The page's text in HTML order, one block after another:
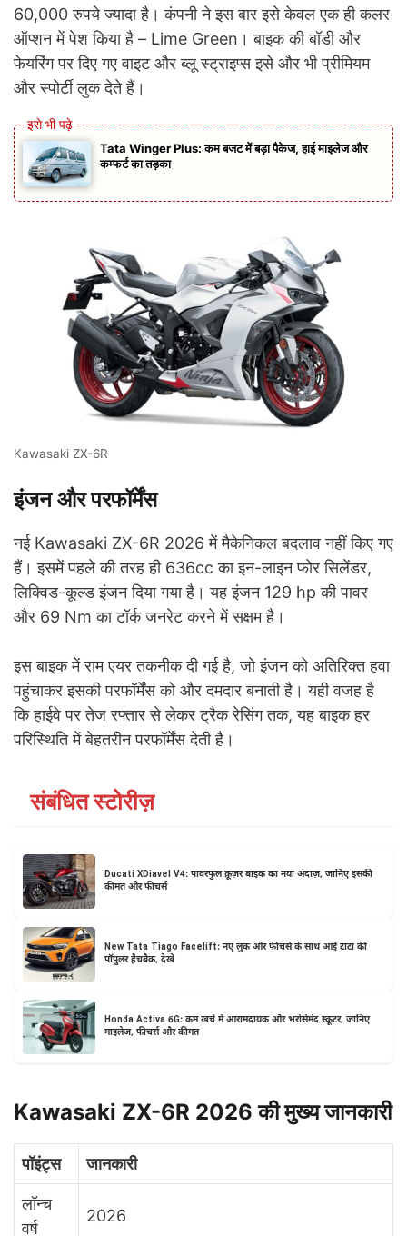
60,000 रुपये ज्यादा है। कंपनी ने इस बार इसे केवल एक ही कलर
ऑप्शन में पेश किया है – Lime Green। बाइक की बॉडी और
फेयरिंग पर दिए गए वाइट और ब्लू स्ट्राइप्स इसे और भी प्रीमियम
और स्पोर्टी लुक देते हैं।
Tata Winger Plus: कम बजट में बड़ा पैकेज, हाई माइलेज और
कम्फर्ट का तड़का
Kawasaki ZX-6R
इंजन और परफॉर्मेंस
नई Kawasaki ZX-6R 2026 में मैकेनिकल बदलाव नहीं किए गए
हैं। इसमें पहले की तरह ही 636cc का इन-लाइन फोर सिलेंडर,
लिक्विड-कूल्ड इंजन दिया गया है। यह इंजन 129 hp की पावर
और 69 Nm का टॉर्क जनरेट करने में सक्षम है।
इस बाइक में राम एयर तकनीक दी गई है, जो इंजन को अतिरिक्त हवा
पहुंचाकर इसकी परफॉर्मेंस को और दमदार बनाती है। यही वजह है
कि हाईवे पर तेज रफ्तार से लेकर ट्रैक रेसिंग तक, यह बाइक हर
परिस्थिति में बेहतरीन परफॉर्मेंस देती है।
संबंधित स्टोरीज़
Ducati XDiavel V4: पावरफुल क्रूज़र बाइक का नया अंदाज़, जानिए इसकी
कीमत और फीचर्स
New Tata Tiago Facelift: नए लुक और फीचर्स के साथ आई टाटा की
पॉपुलर हैचबैक, देखे
Honda Activa 6G: कम खर्च में आरामदायक और भरोसेमंद स्कूटर, जानिए
माइलेज, फीचर्स और कीमत
Kawasaki ZX-6R 2026 की मुख्य जानकारी
पॉइंट्स जानकारी
लॉन्च
वर्ष
2026